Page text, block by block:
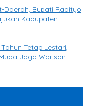
Daerah, Bupati Radityo
Kabupaten
Tetap Lestari,
Jaga Warisan